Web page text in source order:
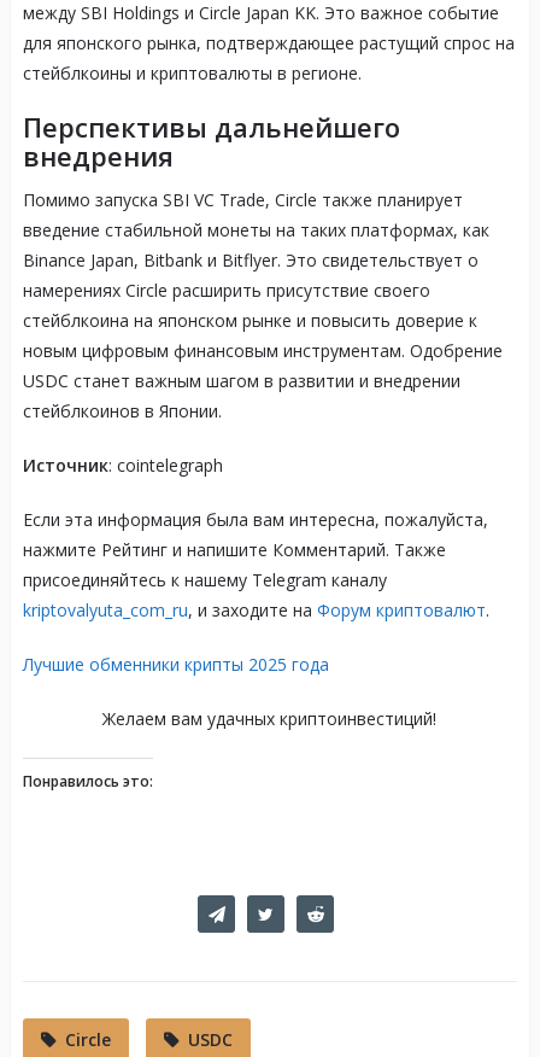
между SBI Holdings и Circle Japan KK. Это важное событие
для японского рынка, подтверждающее растущий спрос на
стейблкоины и криптовалюты в регионе.
Перспективы дальнейшего
внедрения
Помимо запуска SBI VC Trade, Circle также планирует
введение стабильной монеты на таких платформах, как
Binance Japan, Bitbank и Bitflyer. Это свидетельствует о
намерениях Circle расширить присутствие своего
стейблкоина на японском рынке и повысить доверие к
новым цифровым финансовым инструментам. Одобрение
USDC станет важным шагом в развитии и внедрении
стейблкоинов в Японии.
Источник: cointelegraph
Если эта информация была вам интересна, пожалуйста,
нажмите Рейтинг и напишите Комментарий. Также
присоединяйтесь к нашему Telegram каналу
kriptovalyuta_com_ru, и заходите на Форум криптовалют.
Лучшие обменники крипты 2025 года
Желаем вам удачных криптоинвестиций!
Понравилось это:
Circle USDC